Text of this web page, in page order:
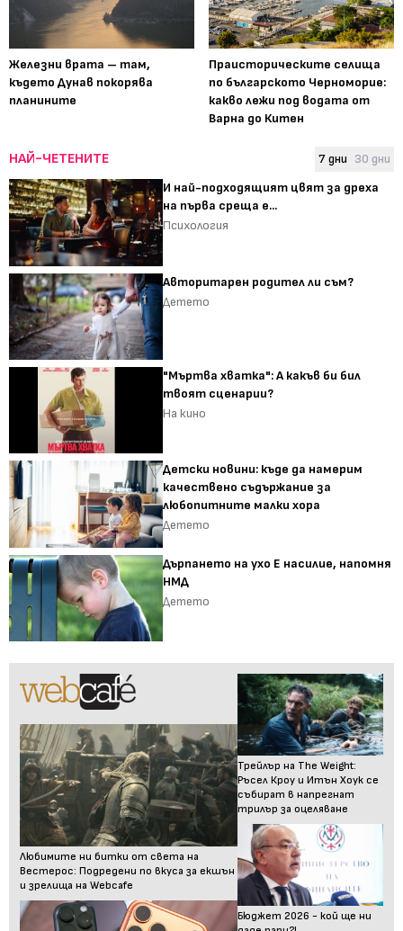
Железни врата – там,
където Дунав покорява
планините
Праисторическите селища
по българското Черноморие:
какво лежи под водата от
Варна до Китен
НАЙ-ЧЕТЕНИТЕ 7 дни 30 дни
И най-подходящият цвят за дреха
на първа среща е...
Психология
Авторитарен родител ли съм?
Детето
"Мъртва хватка": А какъв би бил
твоят сценарии?
На кино
Детски новини: къде да намерим
качествено съдържание за
любопитните малки хора
Детето
Дърпането на ухо Е насилие, напомня
НМД
Детето
Любимите ни битки от света на
Вестерос: Подредени по вкуса за екшън
и зрелища на Webcafe
Трейлър на The Weight:
Ръсел Кроу и Итън Хоук се
събират в напрегнат
трилър за оцеляване
Бюджет 2026 - кой ще ни